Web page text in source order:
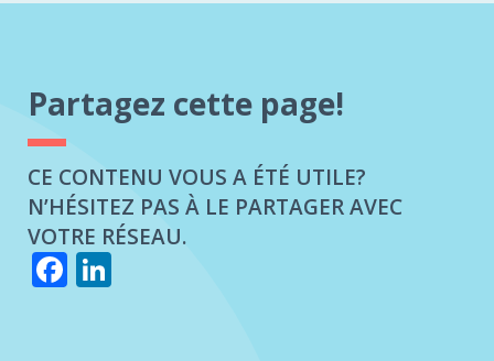
Partagez cette page!
CE CONTENU VOUS A ÉTÉ UTILE?
N’HÉSITEZ PAS À LE PARTAGER AVEC
VOTRE RÉSEAU.
Facebook